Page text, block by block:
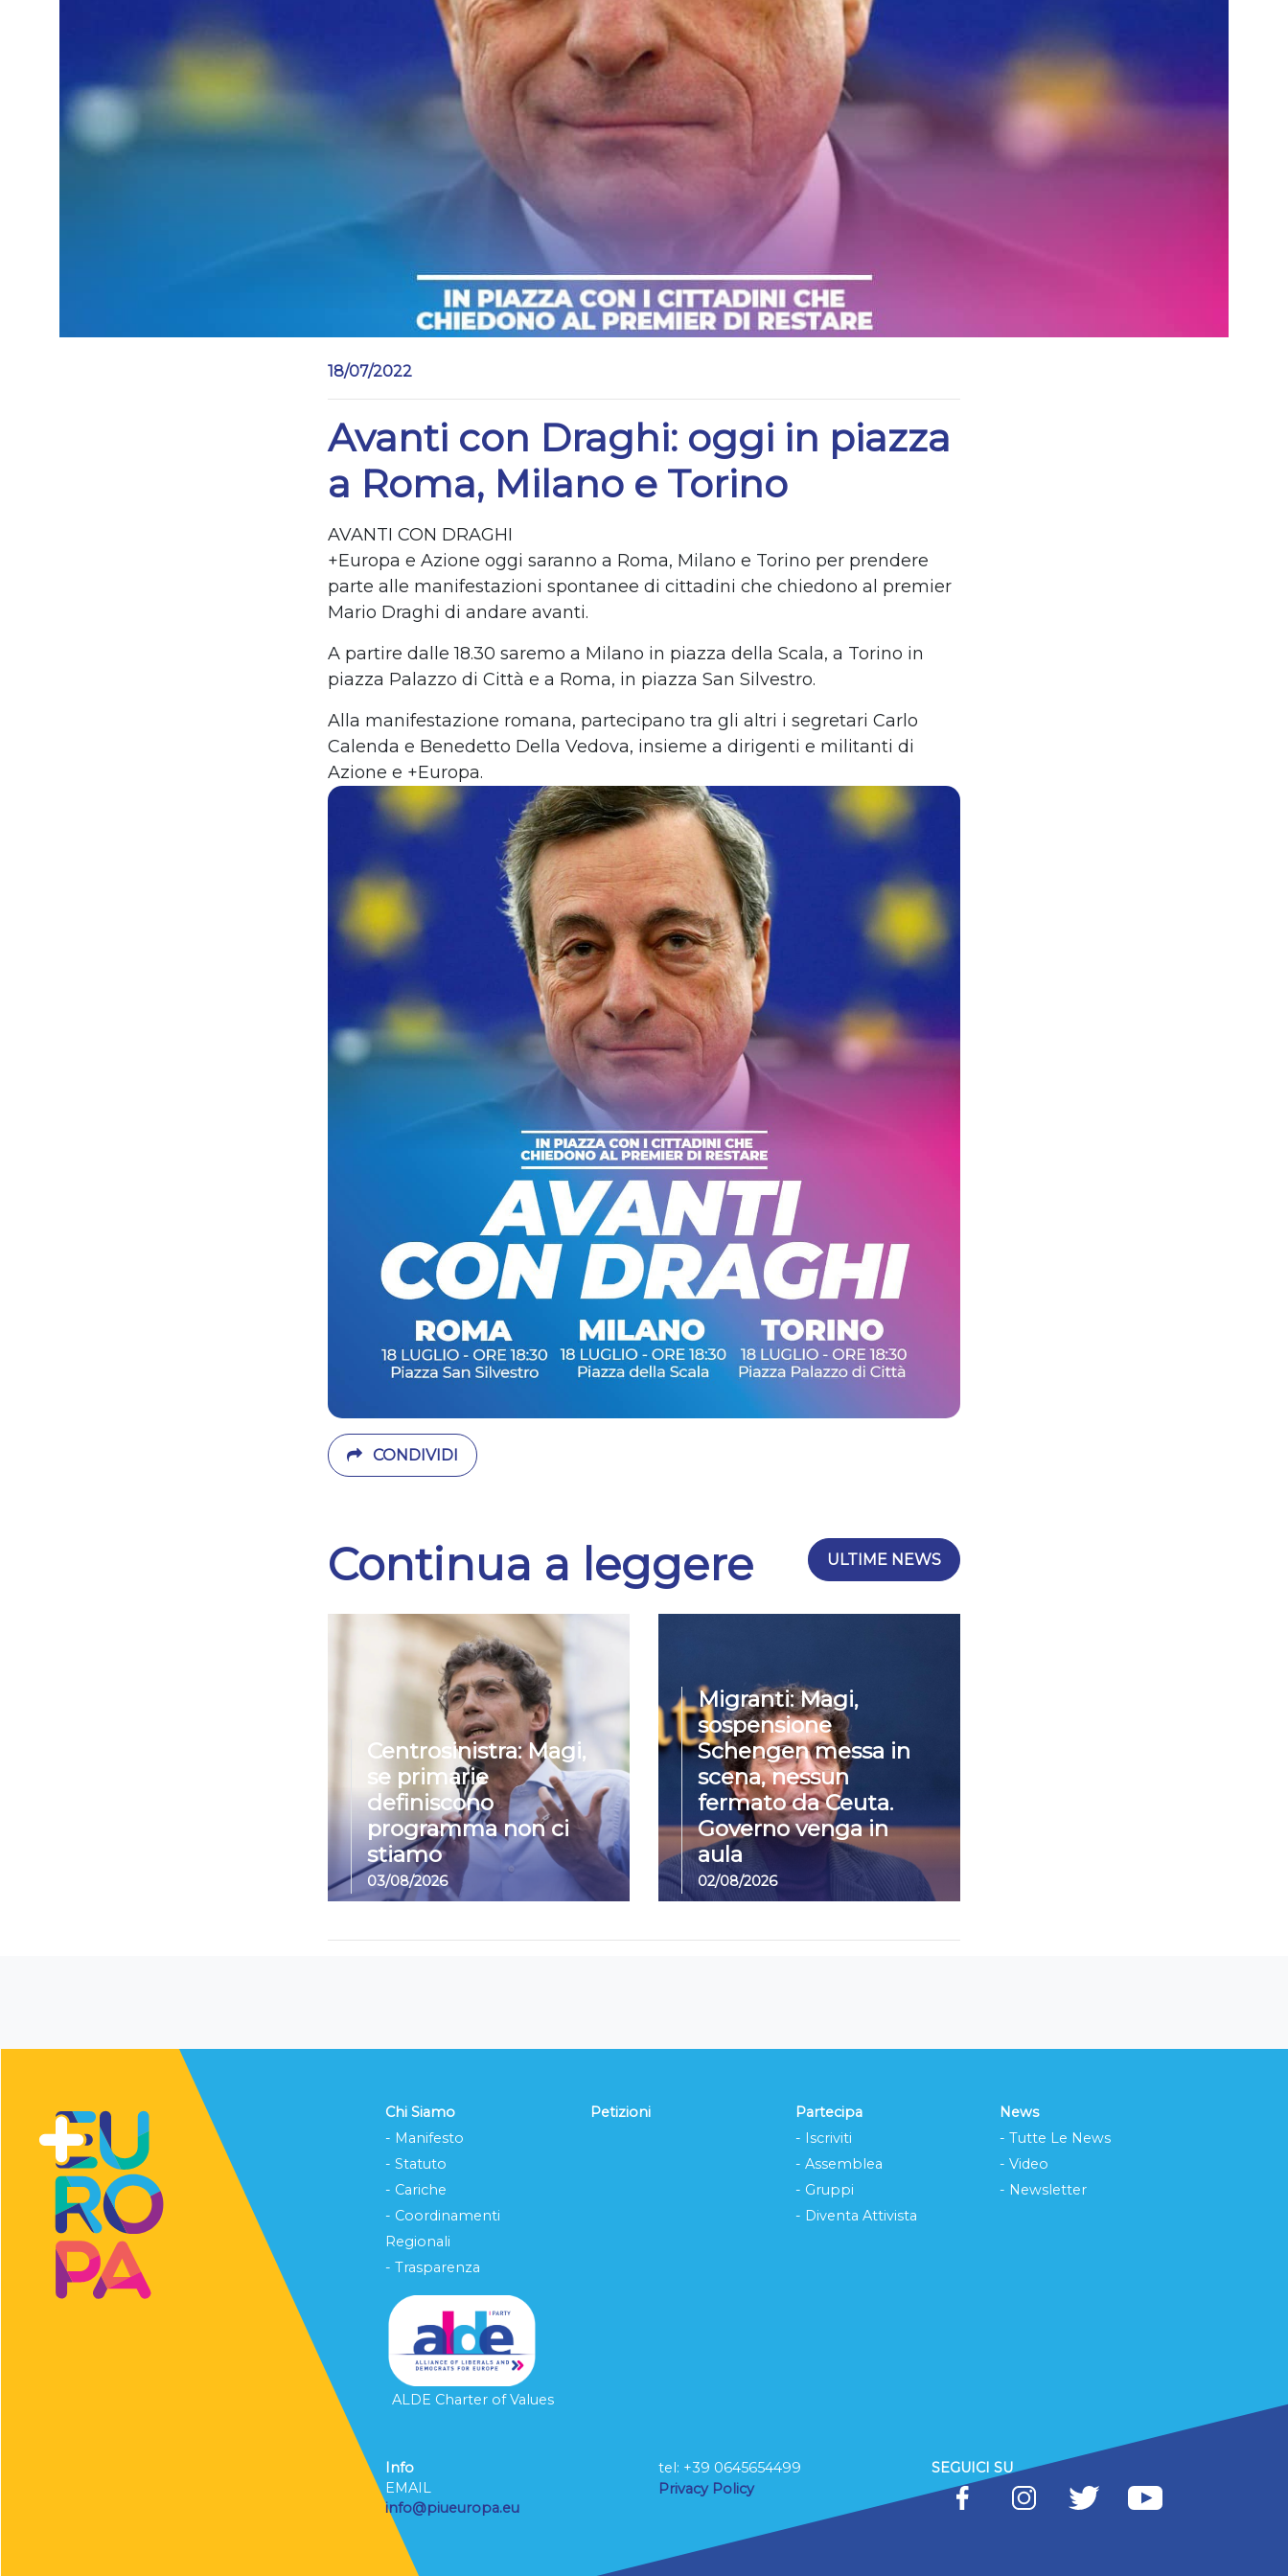
18/07/2022
Avanti con Draghi: oggi in piazza
a Roma, Milano e Torino
AVANTI CON DRAGHI
+Europa e Azione oggi saranno a Roma, Milano e Torino per prendere
parte alle manifestazioni spontanee di cittadini che chiedono al premier
Mario Draghi di andare avanti.
A partire dalle 18.30 saremo a Milano in piazza della Scala, a Torino in
piazza Palazzo di Città e a Roma, in piazza San Silvestro.
Alla manifestazione romana, partecipano tra gli altri i segretari Carlo
Calenda e Benedetto Della Vedova, insieme a dirigenti e militanti di
Azione e +Europa.
CONDIVIDI
Continua a leggere ULTIME NEWS
Centrosinistra: Magi,
se primarie
definiscono
programma non ci
stiamo
03/08/2026
Migranti: Magi,
sospensione
Schengen messa in
scena, nessun
fermato da Ceuta.
Governo venga in
aula
02/08/2026
Chi Siamo
- Manifesto
- Statuto
- Cariche
- Coordinamenti
Regionali
- Trasparenza
ALDE Charter of Values
Petizioni
Partecipa
- Iscriviti
- Assemblea
- Gruppi
- Diventa Attivista
News
- Tutte Le News
- Video
- Newsletter
Info
EMAIL
info@piueuropa.eu
tel: ‭+39 0645654499
Privacy Policy
SEGUICI SU